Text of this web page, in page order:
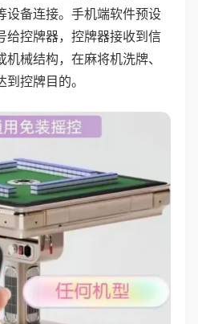
设备连接。手机端软件预设
给控牌器，控牌器接收到信
械结构，在麻将机洗牌、
控牌目的。